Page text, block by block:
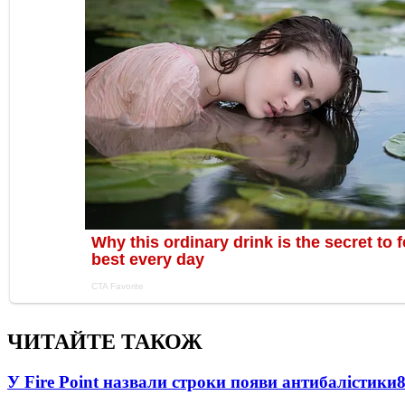
ЧИТАЙТЕ ТАКОЖ
У Fire Point назвали строки появи антибалістики